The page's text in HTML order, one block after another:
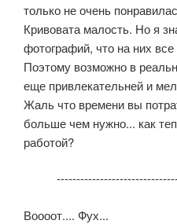
только не очень
Кривовата малость. Но я
фотографий, что на них
Поэтому возможно в
еще привлекательней и
Жаль что времени вы
больше чем нужно... как
работой?
Воооот.... Фух...